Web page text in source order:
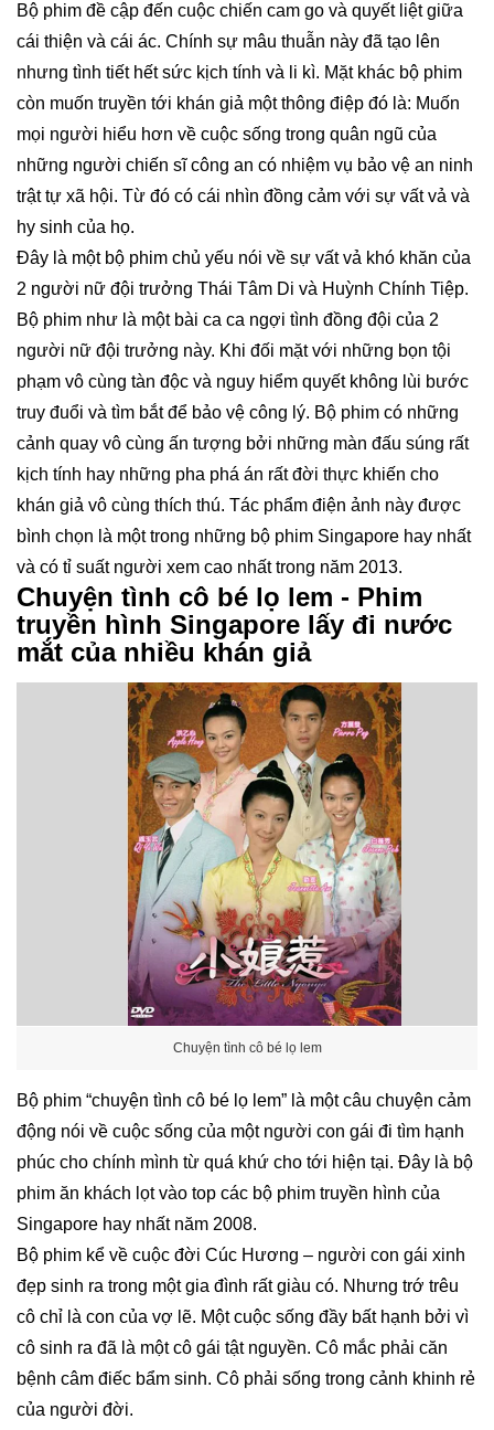
Bộ phim đề cập đến cuộc chiến cam go và quyết liệt giữa
cái thiện và cái ác. Chính sự mâu thuẫn này đã tạo lên
nhưng tình tiết hết sức kịch tính và li kì. Mặt khác bộ phim
còn muốn truyền tới khán giả một thông điệp đó là: Muốn
mọi người hiểu hơn về cuộc sống trong quân ngũ của
những người chiến sĩ công an có nhiệm vụ bảo vệ an ninh
trật tự xã hội. Từ đó có cái nhìn đồng cảm với sự vất vả và
hy sinh của họ.
Đây là một bộ phim chủ yếu nói về sự vất vả khó khăn của
2 người nữ đội trưởng Thái Tâm Di và Huỳnh Chính Tiệp.
Bộ phim như là một bài ca ca ngợi tình đồng đội của 2
người nữ đội trưởng này. Khi đối mặt với những bọn tội
phạm vô cùng tàn độc và nguy hiểm quyết không lùi bước
truy đuổi và tìm bắt để bảo vệ công lý. Bộ phim có những
cảnh quay vô cùng ấn tượng bởi những màn đấu súng rất
kịch tính hay những pha phá án rất đời thực khiến cho
khán giả vô cùng thích thú. Tác phẩm điện ảnh này được
bình chọn là một trong những bộ phim Singapore hay nhất
và có tỉ suất người xem cao nhất trong năm 2013.
Chuyện tình cô bé lọ lem - Phim
truyền hình Singapore lấy đi nước
mắt của nhiều khán giả
Chuyện tình cô bé lọ lem
Bộ phim “chuyện tình cô bé lọ lem” là một câu chuyện cảm
động nói về cuộc sống của một người con gái đi tìm hạnh
phúc cho chính mình từ quá khứ cho tới hiện tại. Đây là bộ
phim ăn khách lọt vào top các bộ phim truyền hình của
Singapore hay nhất năm 2008.
Bộ phim kể về cuộc đời Cúc Hương – người con gái xinh
đẹp sinh ra trong một gia đình rất giàu có. Nhưng trớ trêu
cô chỉ là con của vợ lẽ. Một cuộc sống đầy bất hạnh bởi vì
cô sinh ra đã là một cô gái tật nguyền. Cô mắc phải căn
bệnh câm điếc bẩm sinh. Cô phải sống trong cảnh khinh rẻ
của người đời.